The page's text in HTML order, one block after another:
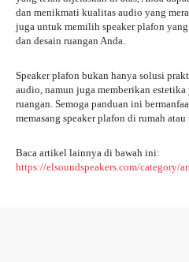
dan menikmati kualitas audio yang
juga untuk memilih speaker plafon
dan desain ruangan Anda.
Speaker plafon bukan hanya solusi
audio, namun juga memberikan
ruangan. Semoga panduan ini
memasang speaker plafon di rumah
Baca artikel lainnya di bawah ini:
https://elsoundspeakers.com/category/